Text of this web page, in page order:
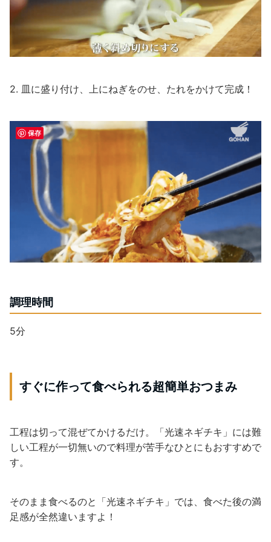
2. 皿に盛り付け、上にねぎをのせ、たれをかけて完成！
調理時間
5分
すぐに作って食べられる超簡単おつまみ
工程は切って混ぜてかけるだけ。「光速ネギチキ」には難
しい工程が一切無いので料理が苦手なひとにもおすすめで
す。
そのまま食べるのと「光速ネギチキ」では、食べた後の満
足感が全然違いますよ！
保存